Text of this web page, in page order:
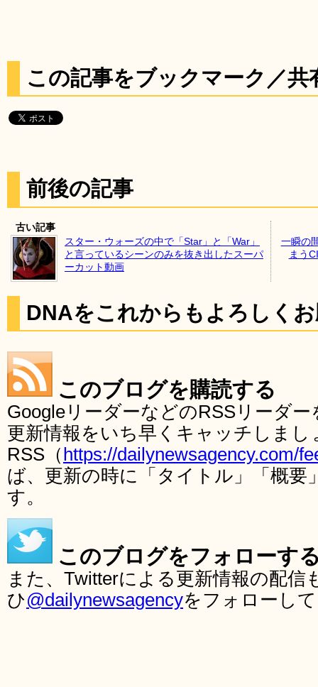
この記事をブックマーク／共
前後の記事
古い記事
スター・ウォーズの中で「Star」と「War」
と言っているシーンのみを抜き出したスーパ
ーカット動画
一瞬の
まう
DNAをこれからもよろしく
このブログを購読する
GoogleリーダーなどのRSSリーダ
更新情報をいち早くキャッチしま
RSS（ https://dailynewsagency.com/
ば、更新の時に「タイトル」「概要
す。
このブログをフォローす
また、Twitterによる更新情報の配
ひ@dailynewsagencyをフォローし